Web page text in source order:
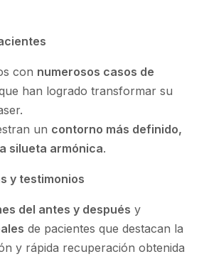
con numerosos casos de
han logrado transformar su
un contorno más definido,
silueta armónica.
y testimonios
del antes y después y
de pacientes que destacan la
y rápida recuperación obtenida